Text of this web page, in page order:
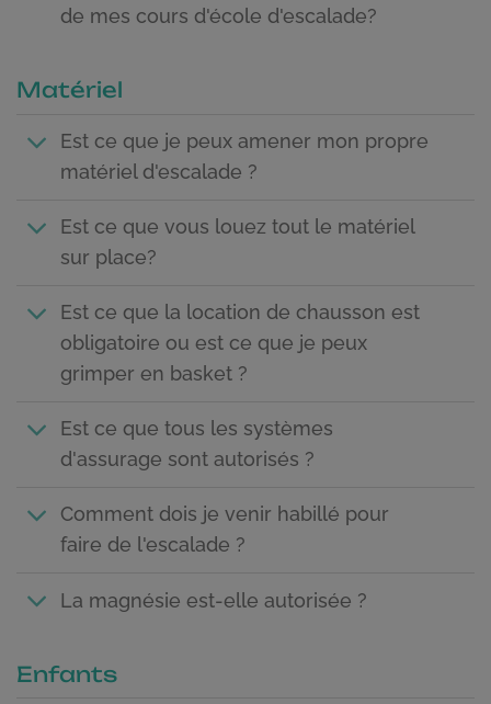
de mes cours d'école d'escalade?
Matériel
Est ce que je peux amener mon propre
matériel d'escalade ?
Est ce que vous louez tout le matériel
sur place?
Est ce que la location de chausson est
obligatoire ou est ce que je peux
grimper en basket ?
Est ce que tous les systèmes
d'assurage sont autorisés ?
Comment dois je venir habillé pour
faire de l'escalade ?
La magnésie est-elle autorisée ?
Enfants